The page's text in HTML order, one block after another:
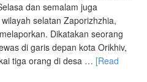
dan semalam juga
selatan Zaporizhzhia,
Dikatakan seorang
di garis depan kota Orikhiv,
tiga orang di desa … [Read